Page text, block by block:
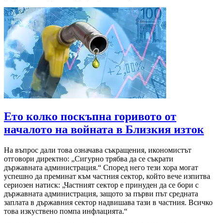
Ето колко поскъпна горивото от
началото на войната в Близкия изток
На въпрос дали това означава съкращения, икономистът
отговори директно: „Сигурно трябва да се съкрати
държавната администрация.“ Според него тези хора могат
успешно да преминат към частния сектор, който вече изпитва
сериозен натиск: „Частният сектор е принуден да се бори с
държавната администрация, защото за първи път средната
заплата в държавния сектор надвишава тази в частния. Всичко
това изкуствено помпа инфлацията.“